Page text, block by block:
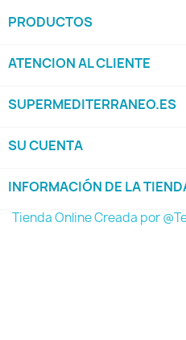
PRODUCTOS
ATENCION AL CLIENTE
SUPERMEDITERRANEO.ES
SU CUENTA
INFORMACIÓN DE LA
Tienda Online Creada por